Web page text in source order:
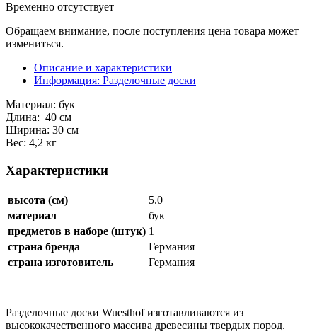
Временно отсутствует
Обращаем внимание, после поступления цена товара может
измениться.
Описание и характеристики
Информация: Разделочные доски
Материал: бук
Длина: 40 см
Ширина: 30 см
Вес: 4,2 кг
Характеристики
высота (см)
5.0
материал
бук
предметов в наборе (штук) 1
страна бренда
Германия
страна изготовитель
Германия
Разделочные доски Wuesthof изготавливаются из
высококачественного массива древесины твердых пород.